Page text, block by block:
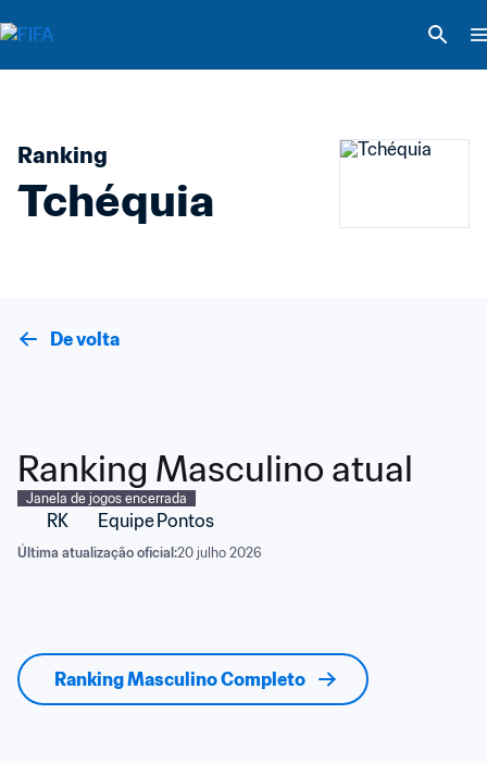
Ranking
Tchéquia
De volta
Ranking Masculino atual
Janela de jogos encerrada
RK Equipe Pontos
Última atualização oficial:20 julho 2026
Ranking Masculino Completo